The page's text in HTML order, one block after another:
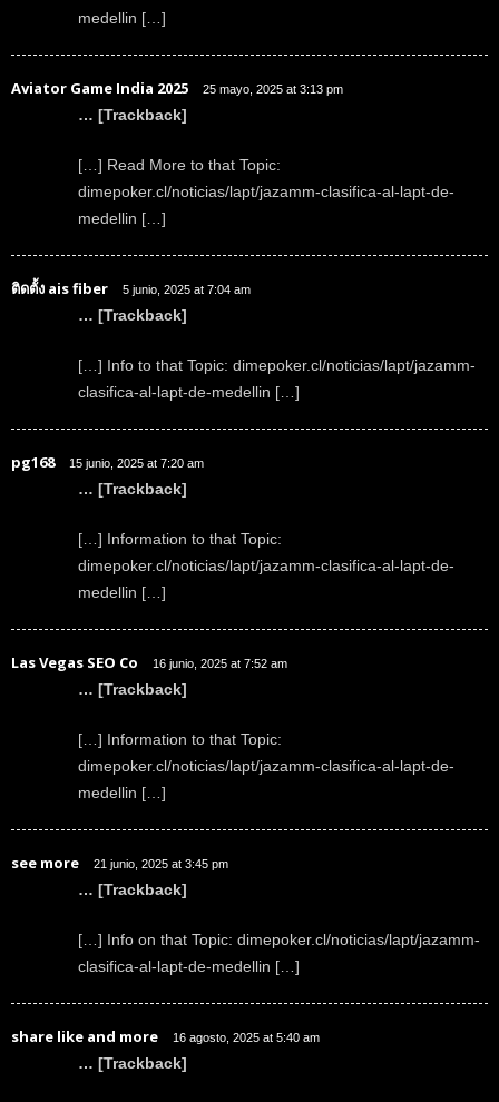
medellin […]
Aviator Game India 2025 25 mayo, 2025 at 3:13 pm
… [Trackback]
[…] Read More to that Topic:
dimepoker.cl/noticias/lapt/jazamm-clasifica-al-lapt-de-
medellin […]
ติดตั้ง ais fiber 5 junio, 2025 at 7:04 am
… [Trackback]
[…] Info to that Topic: dimepoker.cl/noticias/lapt/jazamm-
clasifica-al-lapt-de-medellin […]
pg168 15 junio, 2025 at 7:20 am
… [Trackback]
[…] Information to that Topic:
dimepoker.cl/noticias/lapt/jazamm-clasifica-al-lapt-de-
medellin […]
Las Vegas SEO Co 16 junio, 2025 at 7:52 am
… [Trackback]
[…] Information to that Topic:
dimepoker.cl/noticias/lapt/jazamm-clasifica-al-lapt-de-
medellin […]
see more 21 junio, 2025 at 3:45 pm
… [Trackback]
[…] Info on that Topic: dimepoker.cl/noticias/lapt/jazamm-
clasifica-al-lapt-de-medellin […]
share like and more 16 agosto, 2025 at 5:40 am
… [Trackback]